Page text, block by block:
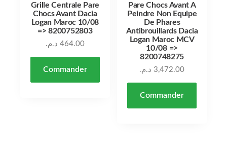
Grille Centrale Pare
Chocs Avant Dacia
Logan Maroc 10/08
=> 8200752803
464.00 د.م.
Commander
Pare Chocs Avant A
Peindre Non Equipe
De Phares
Antibrouillards Dacia
Logan Maroc MCV
10/08 =>
8200748275
3,472.00 د.م.
Commander